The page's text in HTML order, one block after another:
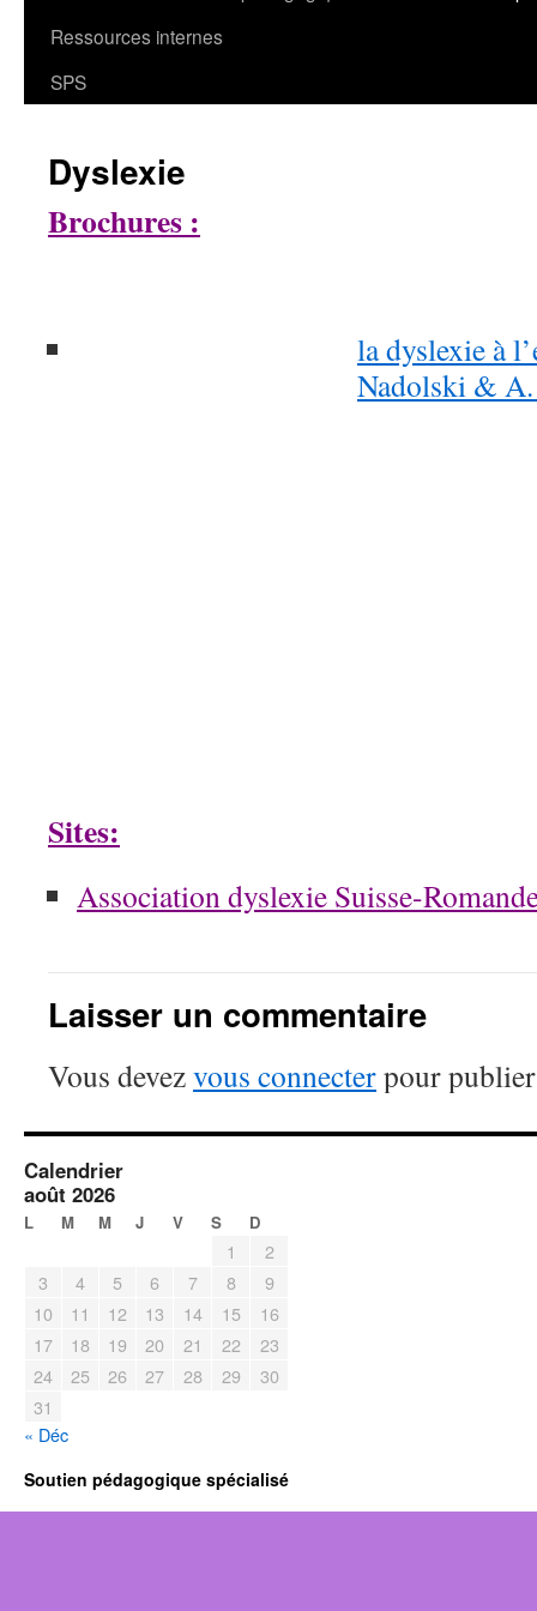
Ressources internes
SPS
Dyslexie
Brochures :
la dyslexie à
Nadolski &
Sites:
Association dyslexie Suisse-
Laisser un commentaire
Vous devezvous connecterpour
Calendrier
août 2026
L M M J V S D
1
2
3
4 5 6 7 8
9
10
11 12 13 14 15
16
17
18 19 20 21 22
23
24
25 26 27 28 29
30
31
« Déc
Soutien pédagogique spécialisé